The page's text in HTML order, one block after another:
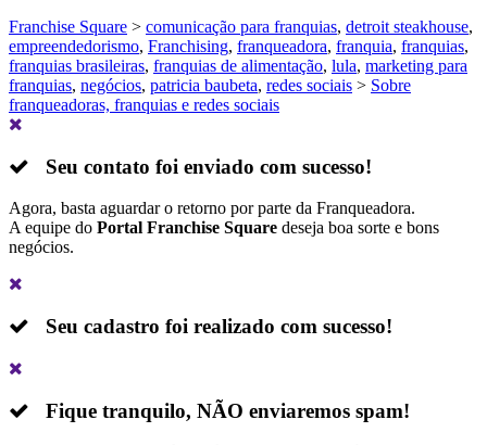
Franchise Square > comunicação para franquias, detroit steakhouse,
empreendedorismo, Franchising, franqueadora, franquia, franquias,
franquias brasileiras, franquias de alimentação, lula, marketing para
franquias, negócios, patricia baubeta, redes sociais > Sobre
franqueadoras, franquias e redes sociais
Seu contato foi enviado com sucesso!
Agora, basta aguardar o retorno por parte da Franqueadora.
A equipe do Portal Franchise Square deseja boa sorte e bons
negócios.
Seu cadastro foi realizado com sucesso!
Fique tranquilo, NÃO enviaremos spam!